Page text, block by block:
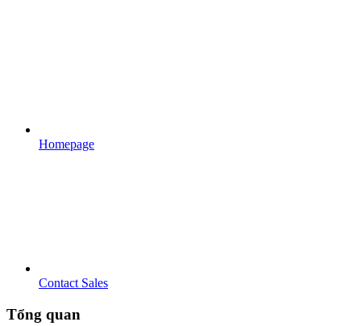
Homepage
Contact Sales
Tổng quan